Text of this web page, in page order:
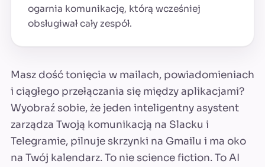
ogarnia komunikację, którą wcześniej
obsługiwał cały zespół.
Masz dość tonięcia w mailach, powiadomieniach
i ciągłego przełączania się między aplikacjami?
Wyobraź sobie, że jeden inteligentny asystent
zarządza Twoją komunikacją na Slacku i
Telegramie, pilnuje skrzynki na Gmailu i ma oko
na Twój kalendarz. To nie science fiction. To AI